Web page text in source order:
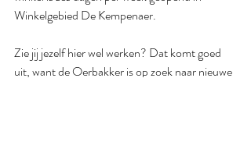
Winkelgebied De Kempenaer.
Zie jij jezelf hier wel werken? Dat komt goed
uit, want de Oerbakker is op zoek naar nieuwe